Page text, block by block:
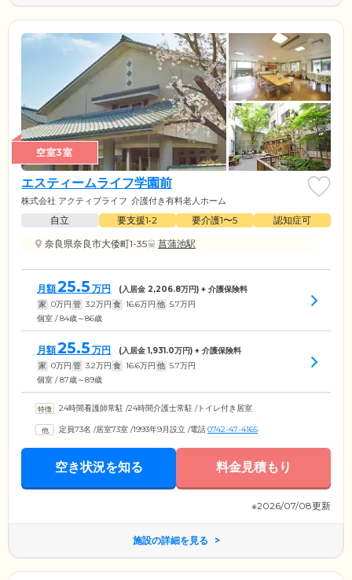
空室3室
エスティームライフ学園前
株式会社 アクティブライフ 介護付き有料老人ホーム
自立 要支援1•2 要介護1〜5
認知症可
奈良県奈良市大倭町1-35
菖蒲池駅
月額25.5 万円 (入居金 2,206.8万円) + 介護保険料
家 0万円 管 3.2万円 食 16.6万円 他 5.7万円
個室 / 84歳～86歳
月額25.5 万円 (入居金1,931.0万円) + 介護保険料
家 0万円 管 3.2万円 食 16.6万円 他 5.7万円
個室 / 87歳～89歳
24時間看護師常駐 /24時間介護士常駐 /トイレ付き居室
定員73名 /居室73室 /1993年9月設立 /電話0742-47-4165
空き状況を知る 料金見積もり
※2026/07/08更新
施設の詳細を見る